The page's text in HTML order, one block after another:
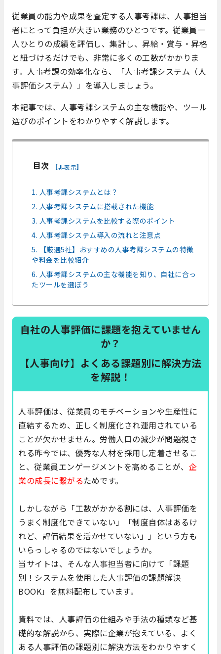
従業員の能力や成果を査定する人事考課は、人事担当
者にとって負担が大きい業務のひとつです。従業員一
人ひとりの成績を評価し、集計し、昇給・賞与・昇格
と紐づけるだけでも、非常に多くの工数がかかりま
す。人事考課の効率化なら、「人事考課システム（人
事評価システム）」を導入しましょう。
本記事では、人事考課システムの主な機能や、ツール
選びのポイントをわかりやすく解説します。
目次 [非表示]
1. 人事考課システムとは？
2. 人事考課システムに搭載された機能
3. 人事考課システムを比較する際のポイント
4. 人事考課システム導入の流れと注意点
5. 【厳選5社】おすすめの人事考課システムの特徴
や料金を比較紹介
6. 人事考課システムの主な機能を知り、自社に合っ
たツールを選ぼう
自社の人事評価に課題を抱えていません
か？
【人事向け】よくある課題別に解決方法
を解説！
人事評価は、従業員のモチベーションや生産性に
直結するため、正しく制度化され運用されている
ことが欠かせません。労働人口の減少が問題視さ
れる昨今では、優秀な人材を採用し定着させるこ
と、従業員エンゲージメントを高めることが、 企
業の成長に繋がるためです。
しかしながら「工数がかかる割には、人事評価を
うまく制度化できていない」「制度自体はあるけ
れど、評価結果を活かせていない」」という方も
いらっしゃるのではないでしょうか。
当サイトは、そんな人事担当者に向けて「課題
別！システムを使用した人事評価の課題解決
BOOK」を無料配布しています。
資料では、人事評価の仕組みや手法の種類など基
礎的な解説から、実際に企業が抱えている、よく
ある人事評価の課題別に解決方法をわかりやすく